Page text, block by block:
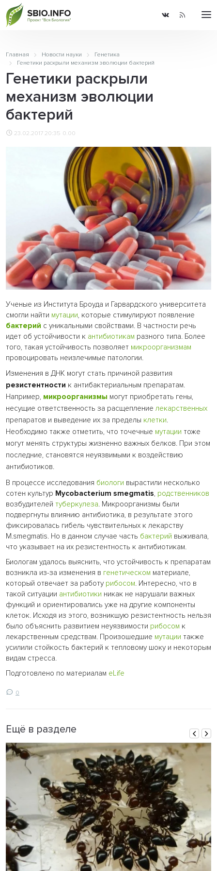
Главная Новости науки
Генетика
Генетики раскрыли механизм эволюции бактерий
Генетики раскрыли
механизм эволюции
бактерий
23.02.2017 20:35 0.00
Ученые из Института Броуда и Гарвардского университета
смогли найти мутации, которые стимулируют появление
бактерий с уникальными свойствами. В частности речь
идет об устойчивости к антибиотикам разного типа. Более
того, такая устойчивость позволяет микроорганизмам
провоцировать неизлечимые патологии.
Изменения в ДНК могут стать причиной развития
резистентности к антибактериальным препаратам.
Например, микроорганизмы могут приобретать гены,
несущие ответственность за расщепление лекарственных
препаратов и выведение их за пределы клетки.
Необходимо также отметить, что точечные мутации тоже
могут менять структуры жизненно важных белков. При этом
последние, становятся неуязвимыми к воздействию
антибиотиков.
В процессе исследования биологи вырастили несколько
сотен культур Mycobacterium smegmatis, родственников
возбудителей туберкулеза. Микроорганизмы были
подвергнуты влиянию антибиотика, в результате этого
фиксировалась гибель чувствительных к лекарству
M.smegmatis. Но в данном случае часть бактерий выживала,
что указывает на их резистентность к антибиотикам.
Биологам удалось выяснить, что устойчивость к препаратам
возникла из-за изменения в генетическом материале,
который отвечает за работу рибосом. Интересно, что в
такой ситуации антибиотики никак не нарушали важных
функций и ориентировались уже на другие компоненты
клеток. Исходя из этого, возникшую резистентность нельзя
было объяснить развитием неуязвимости рибосом к
лекарственным средствам. Произошедшие мутации также
усилили стойкость бактерий к тепловому шоку и некоторым
видам стресса.
Подготовлено по материалам eLife
0
Ещё в разделе